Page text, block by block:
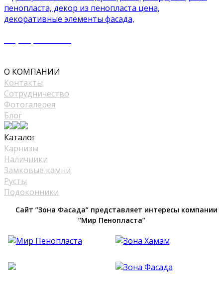
О КОМПАНИИ
Контакты
Сотрудничество
Фотогалерея
Блог
Каталог
Карнизы
Наличники
Замковые камни
Русты
Подоконники
Сайт ”Зона Фасада” представляет интересы компании
“Мир Пенопласта”